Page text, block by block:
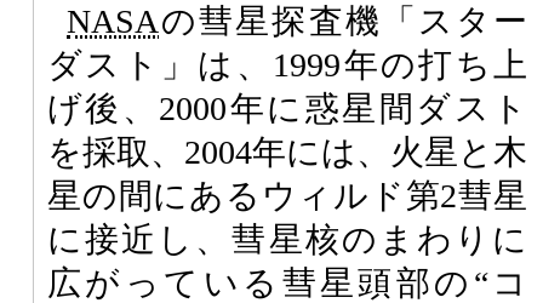
NASAの彗星探査機「スター
ダスト」は、1999年の打ち上
げ後、2000年に惑星間ダスト
を採取、2004年には、火星と木
星の間にあるウィルド第2彗星
に接近し、彗星核のまわりに
広がっている彗星頭部の“コ